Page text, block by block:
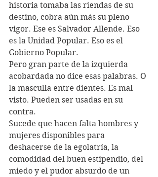
historia tomaba las riendas de su
destino, cobra aún más su pleno
vigor. Ese es Salvador Allende. Eso
es la Unidad Popular. Eso es el
Gobierno Popular.
Pero gran parte de la izquierda
acobardada no dice esas palabras. O
la masculla entre dientes. Es mal
visto. Pueden ser usadas en su
contra.
Sucede que hacen falta hombres y
mujeres disponibles para
deshacerse de la egolatría, la
comodidad del buen estipendio, del
miedo y el pudor absurdo de un